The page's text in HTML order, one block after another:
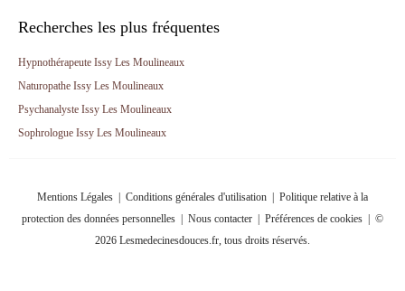
Recherches les plus fréquentes
Hypnothérapeute Issy Les Moulineaux
Naturopathe Issy Les Moulineaux
Psychanalyste Issy Les Moulineaux
Sophrologue Issy Les Moulineaux
Mentions Légales Conditions générales d'utilisation
Politique relative à la
protection des données personnelles
Nous contacter Préférences de cookies | ©
2026 Lesmedecinesdouces.fr, tous droits réservés.